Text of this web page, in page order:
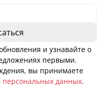
и узнавайте о
первыми.
вы принимаете
персональных данных.